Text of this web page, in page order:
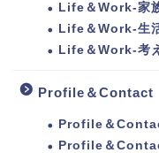
Life＆Work-家
Life＆Work-生
Life＆Work-考え
Profile＆Contact
Profile＆
Profile＆